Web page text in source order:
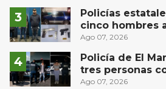
Policías
cinco hombres
Puebla capital
Ago 07, 2026
Policía de El
tres personas
narcóticos
Ago 07, 2026